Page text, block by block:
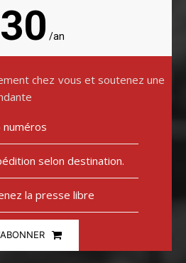
30 /an
chez vous et soutenez une
numéros
selon destination.
la presse libre